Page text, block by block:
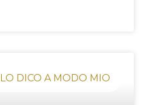
DICO A MODO MIO